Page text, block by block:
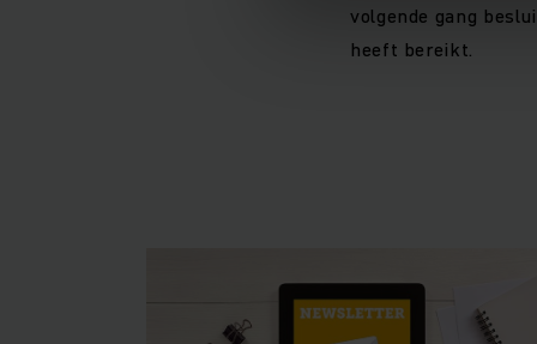
volgende gang
heeft bereikt.